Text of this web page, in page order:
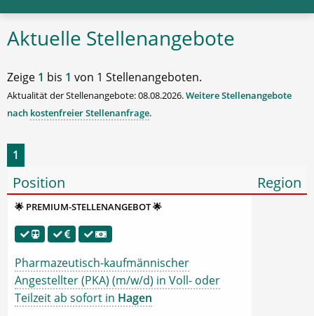
Aktuelle Stellenangebote
Zeige 1 bis 1 von 1 Stellenangeboten.
Aktualität der Stellenangebote: 08.08.2026.Weitere Stellenangebote
nach kostenfreier Stellenanfrage.
1
Position Region
🌟 PREMIUM-STELLENANGEBOT 🌟
Pharmazeutisch-kaufmännischer
Angestellter (PKA) (m/w/d) in Voll- oder
Teilzeit ab sofort in Hagen